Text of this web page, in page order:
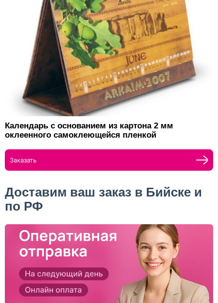
Календарь с основанием из картона 2 мм
оклеенного самоклеющейся пленкой
Заказать
Доставим ваш заказ в Бийске и
по РФ